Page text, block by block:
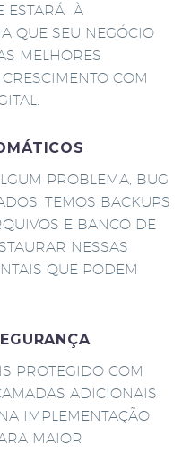
ESTARÁ À
QUE SEU NEGÓCIO
MELHORES
COM
PROBLEMA, BUG
TEMOS BACKUPS
E BANCO DE
NESSAS
QUE PODEM
PROTEGIDO COM
ADICIONAIS
IMPLEMENTAÇÃO
MAIOR